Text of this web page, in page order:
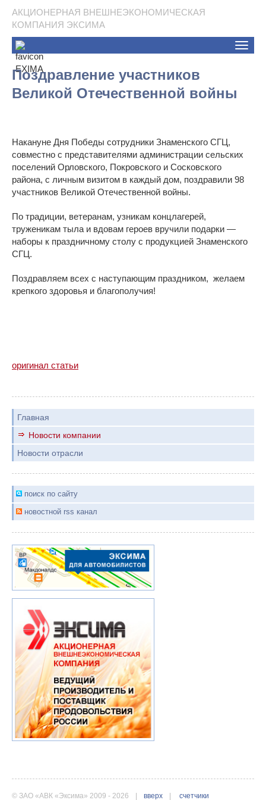
АКЦИОНЕРНАЯ ВНЕШНЕЭКОНОМИЧЕСКАЯ
КОМПАНИЯ ЭКСИМА
Toggle
Поздравление участников
Великой Отечественной войны
Накануне Дня Победы сотрудники Знаменского СГЦ,
совместно с представителями администрации сельских
поселений Орловского, Покровского и Сосковского
района, с личным визитом в каждый дом, поздравили 98
участников Великой Отечественной войны.
По традиции, ветеранам, узникам концлагерей,
труженикам тыла и вдовам героев вручили подарки —
наборы к праздничному столу с продукцией Знаменского
СГЦ.
Поздравляем всех с наступающим праздником, желаем
крепкого здоровья и благополучия!
оригинал статьи
Главная
Новости компании
Новости отрасли
поиск по сайту
новостной rss канал
© ЗАО «АВК «Эксима» 2009 - 2026 вверх счетчики